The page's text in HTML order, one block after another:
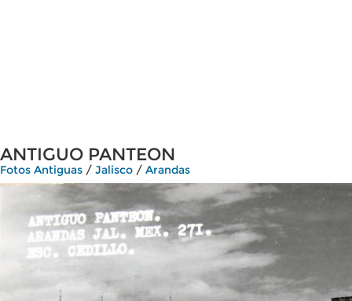
ANTIGUO PANTEON
Fotos Antiguas / Jalisco / Arandas